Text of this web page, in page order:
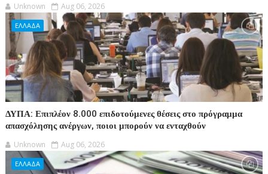
Unknown Aug 06, 2026
ΕΛΛΑΔΑ
ΔΥΠΑ: Επιπλέον 8.000 επιδοτούμενες θέσεις στο πρόγραμμα
απασχόλησης ανέργων, ποιοι μπορούν να ενταχθούν
Unknown Aug 06, 2026
ΕΛΛΑΔΑ